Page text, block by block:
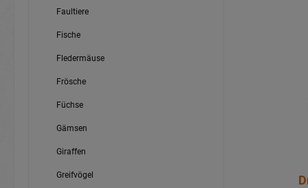
Faultiere
Fische
Fledermäuse
Frösche
Füchse
Gämsen
Giraffen
Greifvögel